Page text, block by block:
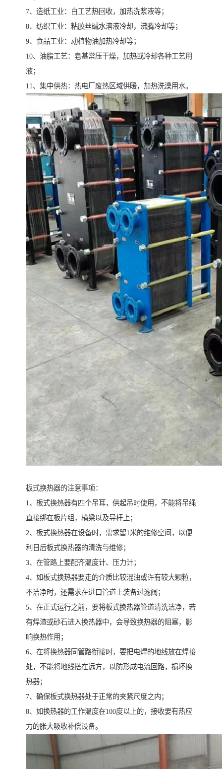
7、造纸工业：白工艺热回收，加热洗浆液等；
8、纺织工业：粘胶丝碱水溶液冷却，沸腾冷却等；
9、食品工业：动植物油加热冷却等；
10、油脂工艺：皂基常压干燥，加热或冷却各种工艺用
液；
11、集中供热：热电厂废热区域供暖，加热洗澡用水。
板式换热器的注意事项：
1、板式换热器有四个吊耳，供起吊时使用，不能将吊绳
直接绑在板片组，横梁以及导杆上；
2、板式换热器在设备时，需求留1米的维修空间，以便
利日后板式换热器的清洗与维修；
3、在管路上要配齐温度计、压力计；
4、如板式换热器要走的介质比较混浊或许有较大颗粒，
不洁净时，还需求在进口管道上装备过滤阀；
5、在正式运行之前，要将板式换热器管道清洗洁净，若
有焊渣或砂石进入换热器中，会导致换热器的阻塞，影
响换热作用；
6、在将换热器同管路衔接时，要把电焊的地线放在焊接
处，不能将地线搭在远方，以防形成电流回路，损坏换
热器；
7、确保板式换热器处于正常的夹紧尺度之内；
8、如换热器的工作温度在100度以上的，接收要有热应
力的胀大吸收补偿设备。